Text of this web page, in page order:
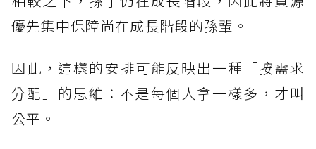
優先集中保障尚在成長階段的孫輩。
因此，這樣的安排可能反映出一種「按需求
分配」的思維：不是每個人拿一樣多，才叫
公平。